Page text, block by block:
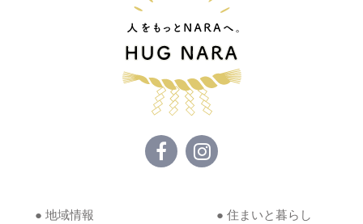
● 地域情報 ● 住まいと暮らし